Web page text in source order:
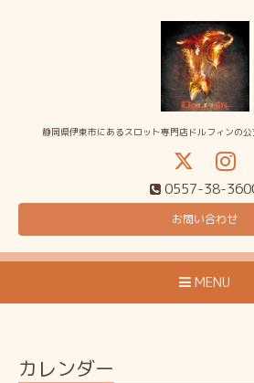
静岡県伊東市にあるスロット専門店ドルフィンの
0557-38-
お問い合わせ
MENU
カレンダー